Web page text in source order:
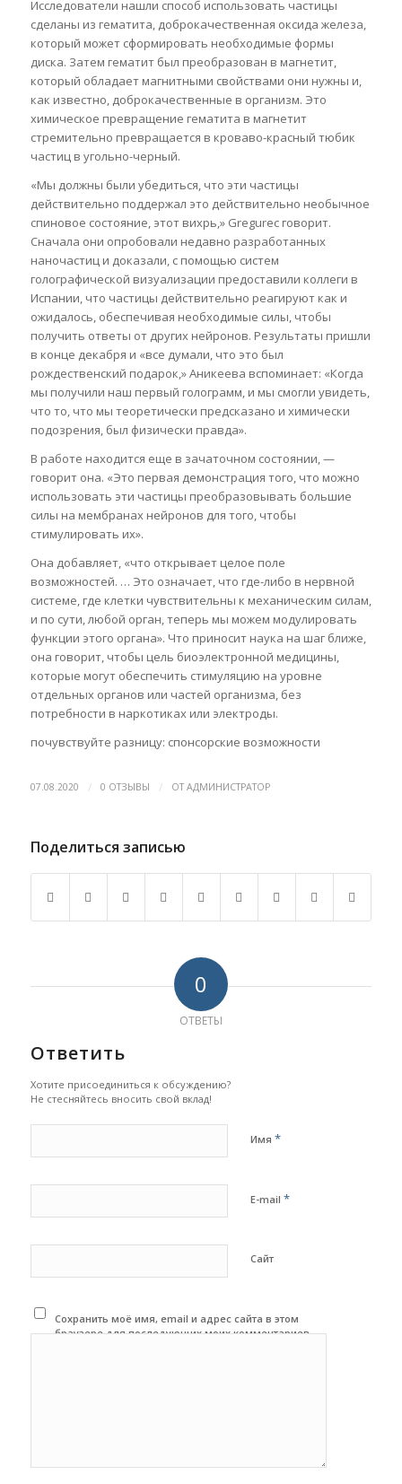
Исследователи нашли способ использовать частицы
сделаны из гематита, доброкачественная оксида железа,
который может сформировать необходимые формы
диска. Затем гематит был преобразован в магнетит,
который обладает магнитными свойствами они нужны и,
как известно, доброкачественные в организм. Это
химическое превращение гематита в магнетит
стремительно превращается в кроваво-красный тюбик
частиц в угольно-черный.
«Мы должны были убедиться, что эти частицы
действительно поддержал это действительно необычное
спиновое состояние, этот вихрь,» Gregurec говорит.
Сначала они опробовали недавно разработанных
наночастиц и доказали, с помощью систем
голографической визуализации предоставили коллеги в
Испании, что частицы действительно реагируют как и
ожидалось, обеспечивая необходимые силы, чтобы
получить ответы от других нейронов. Результаты пришли
в конце декабря и «все думали, что это был
рождественский подарок,» Аникеева вспоминает: «Когда
мы получили наш первый голограмм, и мы смогли увидеть,
что то, что мы теоретически предсказано и химически
подозрения, был физически правда».
В работе находится еще в зачаточном состоянии, —
говорит она. «Это первая демонстрация того, что можно
использовать эти частицы преобразовывать большие
силы на мембранах нейронов для того, чтобы
стимулировать их».
Она добавляет, «что открывает целое поле
возможностей. … Это означает, что где-либо в нервной
системе, где клетки чувствительны к механическим силам,
и по сути, любой орган, теперь мы можем модулировать
функции этого органа». Что приносит наука на шаг ближе,
она говорит, чтобы цель биоэлектронной медицины,
которые могут обеспечить стимуляцию на уровне
отдельных органов или частей организма, без
потребности в наркотиках или электроды.
почувствуйте разницу: спонсорские возможности
07.08.2020 / 0 ОТЗЫВЫ / ОТАДМИНИСТРАТОР
Поделиться записью
0
ОТВЕТЫ
Ответить
Хотите присоединиться к обсуждению?
Не стесняйтесь вносить свой вклад!
Имя *
E-mail *
Сайт
Сохранить моё имя, email и адрес сайта в этом
браузере для последующих моих комментариев.